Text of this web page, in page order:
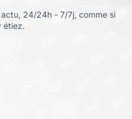
24/24h - 7/7j, comme si
étiez.